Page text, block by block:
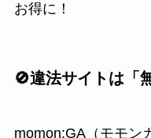
お得に！
🚫違法サイトは「
momon:GA（モモン